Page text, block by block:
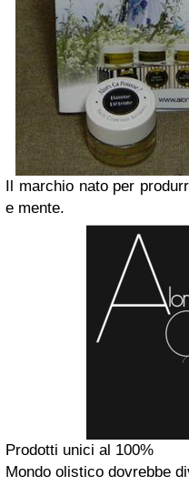
Il marchio nato per
e mente.
Prodotti unici al 100%
Mondo olistico dovrebbe